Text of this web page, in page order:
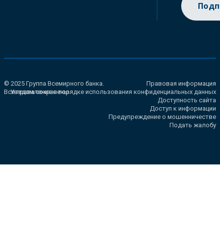
© 2025 Группа Всемирного банка.
Все права сохранены.
Правовая информация
Уведомление о порядке использования конфиденциальных данных
Доступность сайта
Доступ к информации
Предупреждение о мошенничестве
Подать жалобу